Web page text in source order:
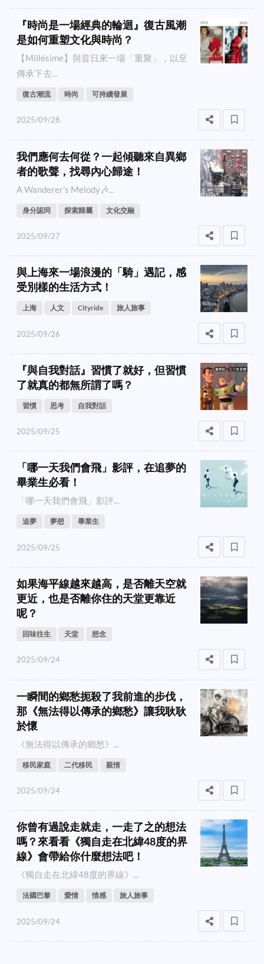
『時尚是一場經典的輪迴』復古風潮
是如何重塑文化與時尚？
【Millésime】與昔日來一場「重聚」，以至
傳承下去...
復古潮流 時尚 可持續發展
2025/09/28
我們應何去何從？一起傾聽來自異鄉
者的歌聲，找尋內心歸途！
A Wanderer’s Melody🎶...
身分認同 探索歸屬 文化交融
2025/09/27
與上海來一場浪漫的「騎」遇記，感
受別樣的生活方式！
上海 人文 Cityride 旅人旅事
2025/09/26
『與自我對話』習慣了就好，但習慣
了就真的都無所謂了嗎？
習慣 思考 自我對話
2025/09/25
「哪一天我們會飛」影評，在追夢的
畢業生必看！
「哪一天我們會飛」影評...
追夢 夢想 畢業生
2025/09/25
如果海平線越來越高，是否離天空就
更近，也是否離你住的天堂更靠近
呢？
回味往生 天堂 想念
2025/09/24
一瞬間的鄉愁扼殺了我前進的步伐，
那《無法得以傳承的鄉愁》讓我耿耿
於懷
《無法得以傳承的鄉愁》...
移民家庭 二代移民 親情
2025/09/24
你曾有過說走就走，一走了之的想法
嗎？來看看《獨自走在北緯48度的界
線》會帶給你什麼想法吧！
《獨自走在北緯48度的界線》...
法國巴黎 愛情 情感 旅人旅事
2025/09/24